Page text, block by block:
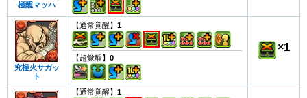
極醒マッハ
究極火サガッ
ト
【通常覚醒】 1
【超覚醒】 0
×1
【通常覚醒】 1